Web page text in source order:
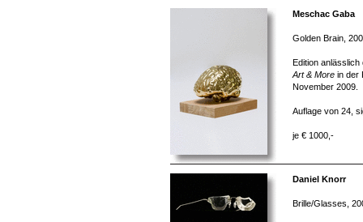
Meschac Gaba
Golden Brain,
Edition
Art & More in der
November 2009.
Auflage von 24,
je € 1000,-
Daniel Knorr
Brille/Glasses,